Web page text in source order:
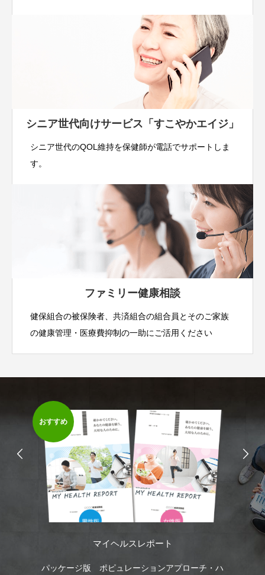
シニア世代向けサービス「すこやかエイジ」
シニア世代のQOL維持を保健師が電話でサポートしま
す。
ファミリー健康相談
健保組合の被保険者、共済組合の組合員とそのご家族
の健康管理・医療費抑制の一助にご活用ください
おすすめ
マイヘルスレポート
パッケージ版 ポピュレーションアプローチ・ハ